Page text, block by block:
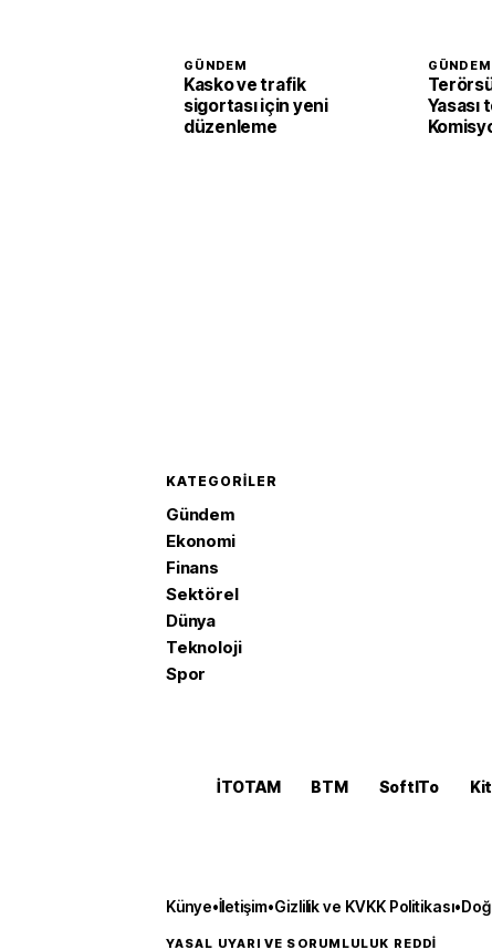
GÜNDEM
Kasko ve trafik
sigortası için yeni
düzenleme
GÜNDEM
Yasası
KATEGORILER
Gündem
Ekonomi
Finans
Sektörel
Dünya
Teknoloji
Spor
İTOTAM BTM SoftITo
Künye•İletişim•Gizlilik ve KVKK Politikası•
YASAL UYARI VE SORUMLULUK REDDİ